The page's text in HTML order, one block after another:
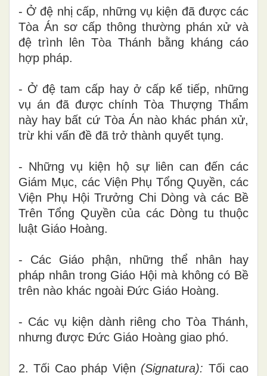
- Ở đệ nhị cấp, những vụ kiện đã được các
Tòa Án sơ cấp thông thường phán xử và
đệ trình lên Tòa Thánh bằng kháng cáo
hợp pháp.
- Ở đệ tam cấp hay ởcấp kế tiếp, những
vụ án đã được chính Tòa Thượng Thẩm
này hay bất cứ Tòa Án nào khác phán xử,
trừ khi vấn đề đã trở thành quyết tụng.
- Những vụ kiện hộ sự liên can đến các
Giám Mục, các Viện Phụ Tổng Quyền, các
Viện Phụ Hội Trưởng Chi Dòng và các Bề
Trên Tổng Quyền của các Dòng tu thuộc
luật Giáo Hoàng.
- Các Giáo phận, những thể nhân hay
pháp nhân trong Giáo Hội mà không có Bề
trên nào khác ngoài Đức Giáo Hoàng.
- Các vụ kiện dành riêng cho Tòa Thánh,
nhưng được Đức Giáo Hoàng giao phó.
2. Tối Cao pháp Viện (Signatura): Tối cao